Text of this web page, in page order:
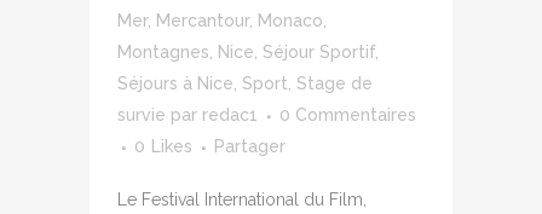
Mer, Mercantour, Monaco
Montagnes
Nice Séjour Sportif,
Séjours à Nice Sport Stage de
survie par redac1
0 Commentaires
0
Likes Partager
Le Festival International du Film,